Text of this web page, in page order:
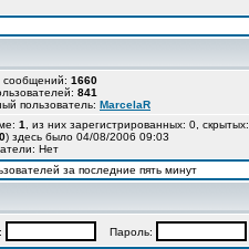
сообщений: 1660
841
пользователь: MarcelaR
1
, из них зарегистрированных: 0,
) здесь было 04/08/2006 09:03
Нет
за последние пять минут
Пароль: